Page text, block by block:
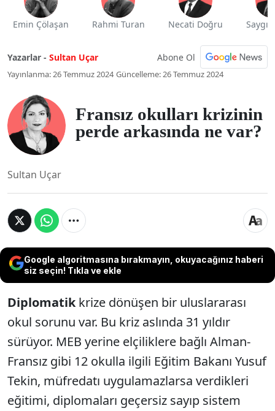
Emin Çölaşan Rahmi Turan Necati Doğru Saygı
Yazarlar - Sultan Uçar Abone Ol
Yayınlanma: 26 Temmuz 2024 Güncelleme: 26 Temmuz 2024
Fransız okulları krizinin
perde arkasında ne var?
Sultan Uçar
Google algoritmasına bırakmayın, okuyacağınız haberi
siz seçin! Tıkla ve ekle
Diplomatikkrize dönüşen bir uluslararası
okul sorunu var. Bu kriz aslında 31 yıldır
sürüyor. MEB yerine elçiliklere bağlı Alman-
Fransız gibi 12 okulla ilgili Eğitim Bakanı Yusuf
Tekin, müfredatı uygulamazlarsa verdikleri
eğitimi, diplomaları geçersiz sayıp sistem